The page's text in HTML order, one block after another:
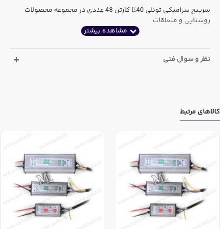
سرپیچ سرامیکی تونلی E40 کارتن 48 عددی در مجموعه محصولات
روشنایی و متعلقات
نظر و سوال فنی
کالاهای مرتبط